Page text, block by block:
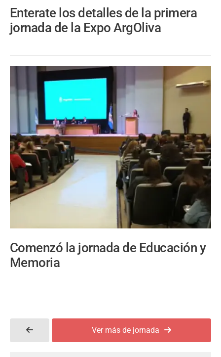
Enterate los detalles de la primera
jornada de la Expo ArgOliva
Comenzó la jornada de Educación y
Memoria
Ver más de jornada